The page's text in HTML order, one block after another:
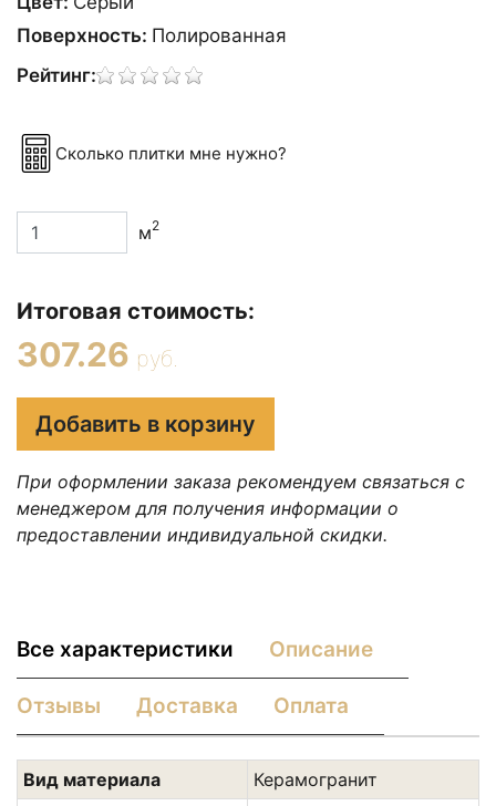
Поверхность: Полированная
Рейтинг:
Сколько плитки мне нужно?
м2
Итоговая стоимость:
307.26 руб.
Добавить в корзину
При оформлении заказа рекомендуем связаться с
менеджером для получения информации о
предоставлении индивидуальной скидки.
Все характеристики Описание
Отзывы Доставка Оплата
Вид материала Керамогранит